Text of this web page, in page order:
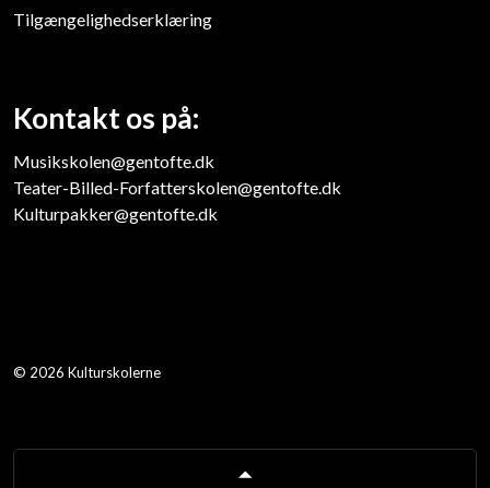
Tilgængelighedserklæring
Kontakt os på:
Musikskolen@gentofte.dk
Teater-Billed-Forfatterskolen@gentofte.dk
Kulturpakker@gentofte.dk
© 2026 Kulturskolerne